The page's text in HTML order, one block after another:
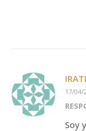
17/04/
Soy